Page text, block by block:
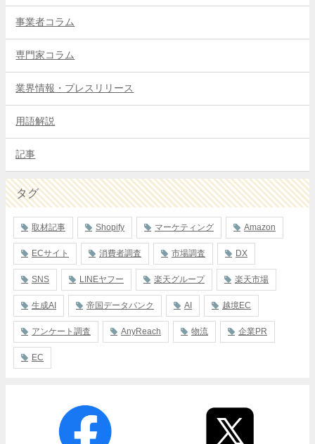
事業者コラム
専門家コラム
業界情報・プレスリリース
用語解説
記事
タグ
取材記事 Shopify マーケティング Amazon
ECサイト 消費者調査 市場調査 DX
SNS LINEヤフー 楽天グループ 楽天市場
生成AI 帝国データバンク AI 越境EC
アンケート調査 AnyReach 物流 企業PR
EC